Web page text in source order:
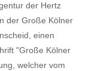
der Hertz
der Große Kölner
einen
"Große Kölner
welcher vom